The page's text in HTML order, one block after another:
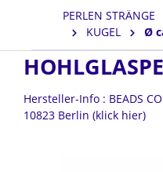
PERLEN STRÄNGE
KUGEL
Ø
Hersteller-Info : BEADS
10823 Berlin (klick hier)